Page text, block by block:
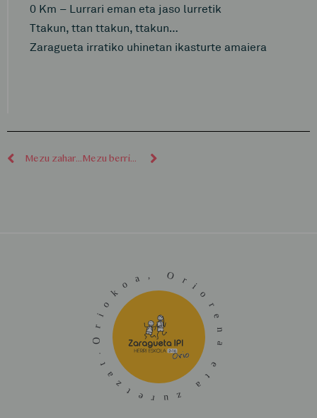
0 Km – Lurrari eman eta jaso lurretik
Ttakun, ttan ttakun, ttakun…
Zaragueta irratiko uhinetan ikasturte amaiera
Mezu zaharragoak Mezu berriagoak